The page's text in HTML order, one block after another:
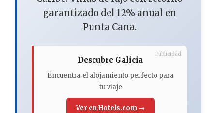
garantizado del 12% anual en
Punta Cana.
Descubre Galicia
Encuentra el alojamiento perfecto para
tu viaje
Ver en Hotels.com →
Publicidad